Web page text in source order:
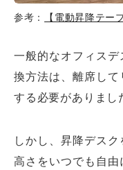
参考： 【電動昇降テー
一般的なオフィス
換方法は、離席し
する必要がありまし
しかし、昇降デス
高さをいつでも自